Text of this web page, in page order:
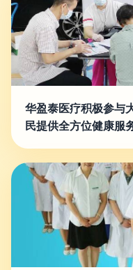
华盈泰医疗积极参与
民提供全方位健康服